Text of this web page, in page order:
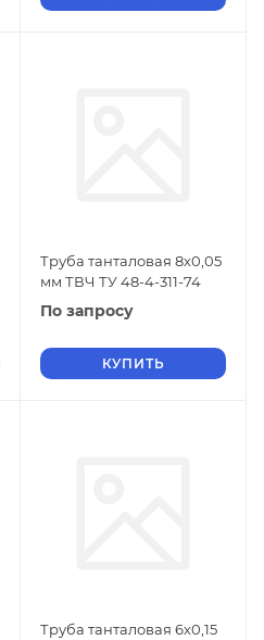
Труба танталовая 8х0,05
мм ТВЧ ТУ 48-4-311-74
По запросу
КУПИТЬ
Труба танталовая 6х0,15